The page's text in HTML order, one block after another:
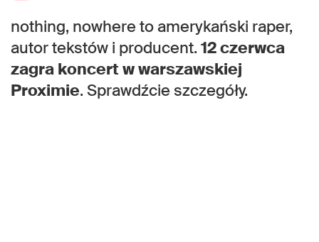
nothing, nowhere to amerykański raper,
autor tekstów i producent. 12 czerwca
zagra koncert w warszawskiej
Proximie. Sprawdźcie szczegóły.